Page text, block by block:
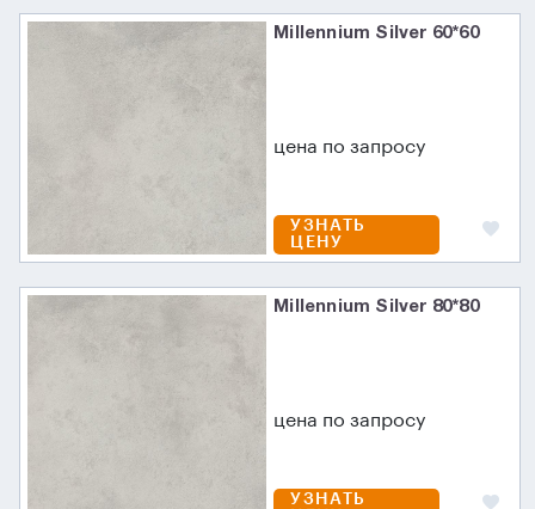
Millennium Silver 60*60
цена по запросу
УЗНАТЬ
ЦЕНУ
Millennium Silver 80*80
цена по запросу
УЗНАТЬ